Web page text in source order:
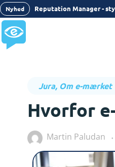
Nyhed Reputation Manager -
Jura, Om e-mærket
Hvorfor
Martin Paludan